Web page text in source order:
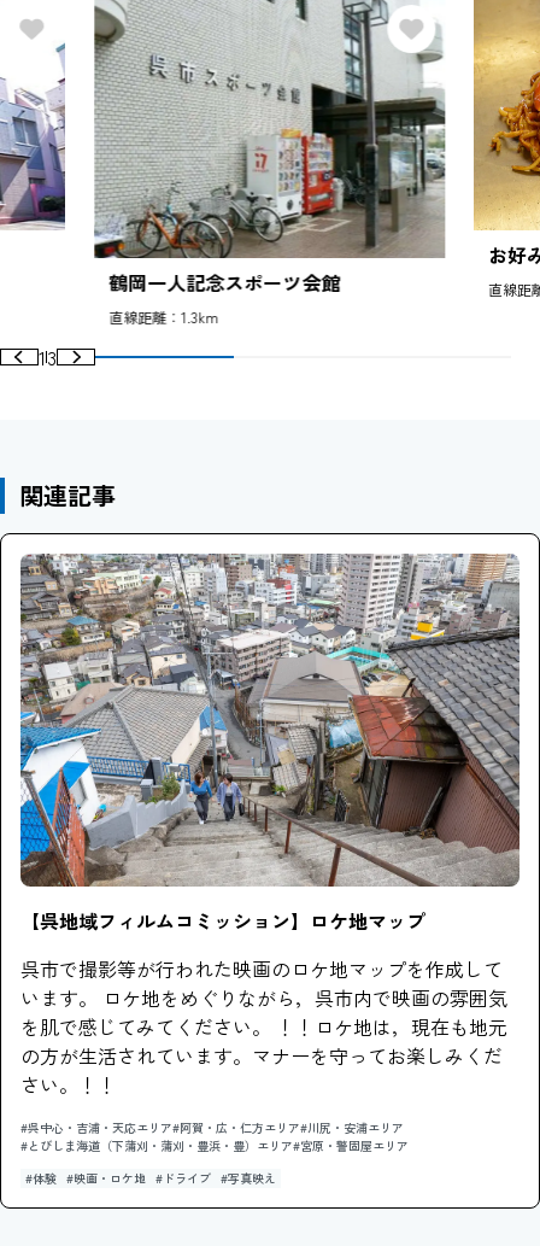
鶴岡一人記念スポーツ会館
直線距離：1.3km
お好
直線距
13
関連記事
【呉地域フィルムコミッション】ロケ地マップ
呉市で撮影等が行われた映画のロケ地マップを作成して
います。 ロケ地をめぐりながら，呉市内で映画の雰囲気
を肌で感じてみてください。 ！！ロケ地は，現在も地元
の方が生活されています。マナーを守ってお楽しみくだ
さい。！！
#呉中心・吉浦・天応エリア#阿賀・広・仁方エリア#川尻・安浦エリア
#とびしま海道（下蒲刈・蒲刈・豊浜・豊）エリア#宮原・警固屋エリア
#体験 #映画・ロケ地 #ドライブ #写真映え